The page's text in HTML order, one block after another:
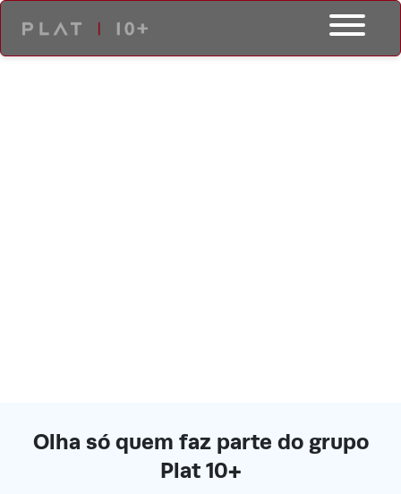
Olha só quem faz parte do grupo
Plat 10+